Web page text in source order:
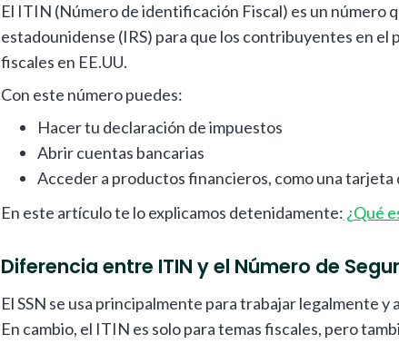
El ITIN (Número de identificación Fiscal) es un número
estadounidense (IRS) para que los contribuyentes en el
fiscales en EE.UU.
Con este número puedes:
Hacer tu declaración de impuestos
Abrir cuentas bancarias
Acceder a productos financieros, como una
En este artículo te lo explicamos detenidamente: ¿Qué
Diferencia entre ITIN y el Número de
El SSN se usa principalmente para trabajar legalmente
En cambio, el ITIN es solo para temas fiscales, pero